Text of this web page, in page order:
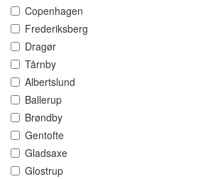
Copenhagen
Frederiksberg
Dragør
Tårnby
Albertslund
Ballerup
Brøndby
Gentofte
Gladsaxe
Glostrup